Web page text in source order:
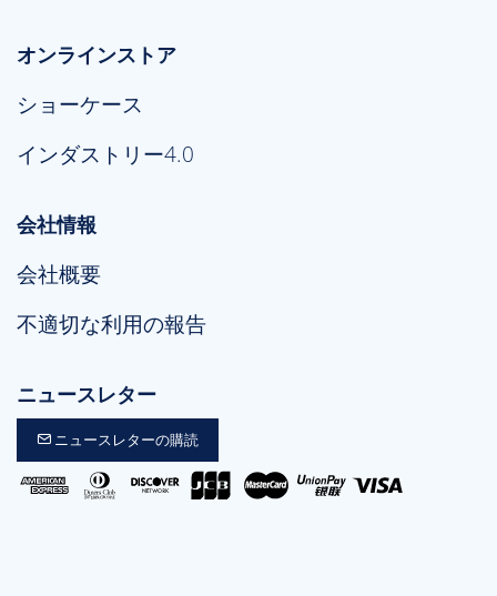
オンラインストア
ショーケース
インダストリー4.0
会社情報
会社概要
不適切な利用の報告
ニュースレター
ニュースレターの購読